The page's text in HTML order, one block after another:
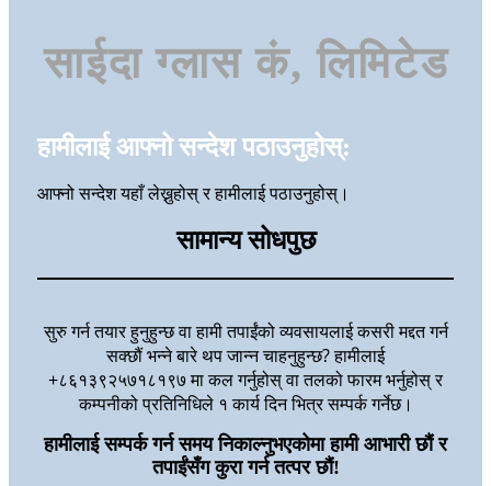
साईदा ग्लास कं, लिमिटेड
हामीलाई आफ्नो सन्देश पठाउनुहोस्:
आफ्नो सन्देश यहाँ लेख्नुहोस् र हामीलाई पठाउनुहोस्।
सामान्य सोधपुछ
सुरु गर्न तयार हुनुहुन्छ वा हामी तपाईंको व्यवसायलाई कसरी मद्दत गर्न
सक्छौं भन्ने बारे थप जान्न चाहनुहुन्छ? हामीलाई
+८६१३९२५७१८१९७ मा कल गर्नुहोस् वा तलको फारम भर्नुहोस् र
कम्पनीको प्रतिनिधिले १ कार्य दिन भित्र सम्पर्क गर्नेछ।
हामीलाई सम्पर्क गर्न समय निकाल्नुभएकोमा हामी आभारी छौं र
तपाईंसँग कुरा गर्न तत्पर छौं!